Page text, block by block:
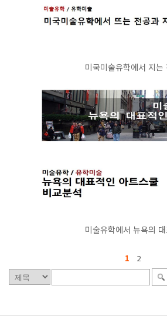
미국미술유학에서 지는
미술유학에서 뉴욕의
1 2